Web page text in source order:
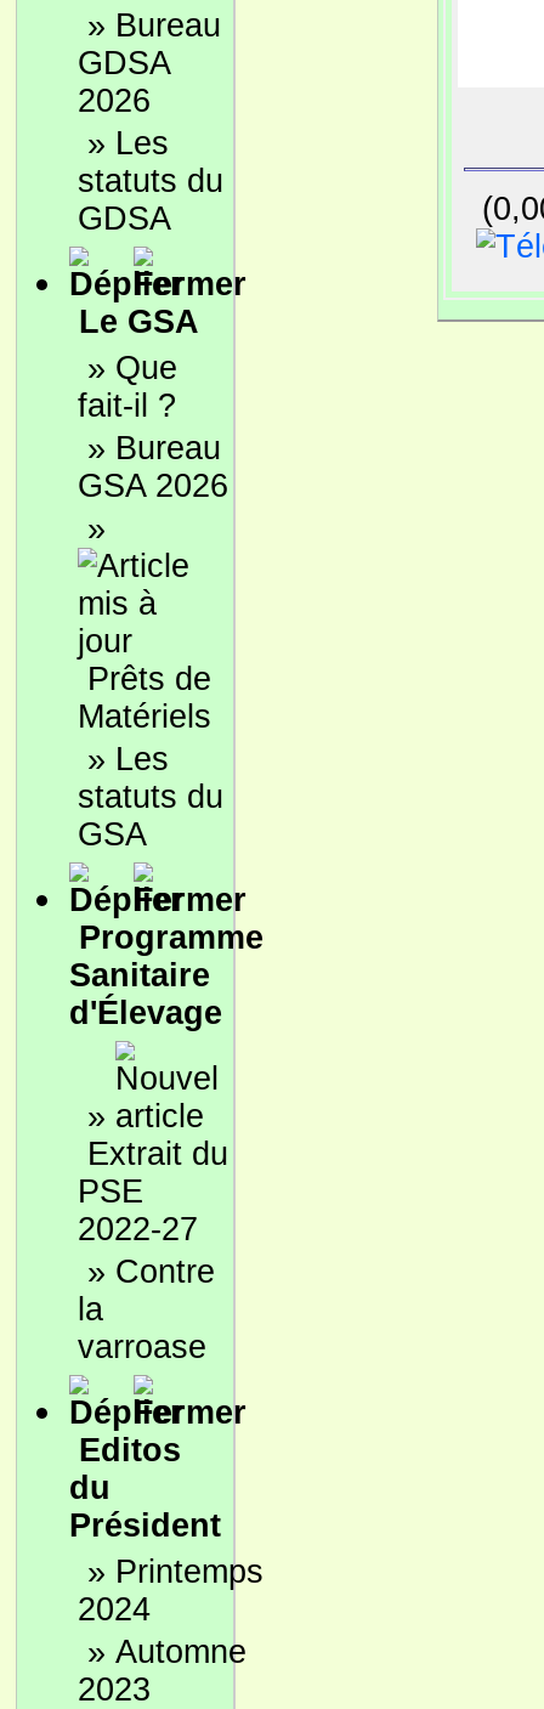
» Bureau
GDSA
2026
» Les
statuts du
GDSA
Le GSA
» Que
fait-il ?
» Bureau
GSA 2026
»
Prêts de
Matériels
» Les
statuts du
GSA
Programme
Sanitaire
d'Élevage
»
Extrait du
PSE
2022-27
» Contre
la
varroase
Editos
du
Président
» Printemps
2024
» Automne
2023